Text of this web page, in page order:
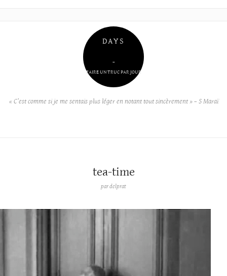
DAYS
–
FAIRE UN TRUC PAR JOUR
« C’est comme si je me sentais plus léger en notant tout sincèrement » – S Maraï
tea-time
pardelprat